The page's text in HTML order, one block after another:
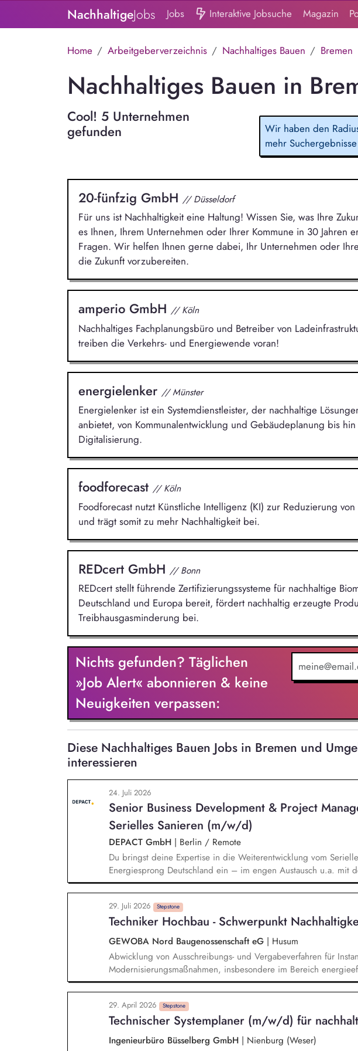
NachhaltigeJobs Jobs Interaktive Jobsuche Magazin
Home Arbeitgeberverzeichnis Nachhaltiges Bauen Bremen
Nachhaltiges Bauen in
Cool! 5 Unternehmen
gefunden
Wir haben den
mehr
20-fünfzig GmbH // Düsseldorf
Für uns ist Nachhaltigkeit eine Haltung! Wissen Sie, was Ihre
es Ihnen, Ihrem Unternehmen oder Ihrer Kommune in 30 Jahren
Fragen. Wir helfen Ihnen gerne dabei, Ihr Unternehmen oder
die Zukunft vorzubereiten.
amperio GmbH // Köln
Nachhaltiges Fachplanungsbüro und Betreiber von
treiben die Verkehrs- und Energiewende voran!
energielenker // Münster
Energielenker ist ein Systemdienstleister, der nachhaltige
anbietet, von Kommunalentwicklung und Gebäudeplanung bis
Digitalisierung.
foodforecast // Köln
Foodforecast nutzt Künstliche Intelligenz (KI) zur Reduzierung
und trägt somit zu mehr Nachhaltigkeit bei.
REDcert GmbH // Bonn
REDcert stellt führende Zertifizierungssysteme für nachhaltige
Deutschland und Europa bereit, fördert nachhaltig erzeugte
Treibhausgasminderung bei.
Nichts gefunden? Täglichen
»Job Alert« abonnieren & keine
Neuigkeiten verpassen:
Diese Nachhaltiges Bauen Jobs in Bremen und
interessieren
24. Juli 2026
Senior Business Development & Project
Serielles Sanieren (m/w/d)
DEPACT GmbH | Berlin / Remote
Du bringst deine Expertise in die Weiterentwicklung vom
Energiesprong Deutschland ein – im engen Austausch u.a. mit
Markthochlauf und Support im regulatorischen Umfeld und der
Development-Standbein: Du akquirierst und verantwortest
Vorqualifizierungs-Tool CoPilot und entwickelst / implementierst
qualifizierst zudem Bauunternehmen und Systemanbieter als
29. Juli 2026 Stepstone
Techniker Hochbau - Schwerpunkt
GEWOBA Nord Baugenossenschaft eG | Husum
Abwicklung von Ausschreibungs- und Vergabeverfahren für
Modernisierungsmaßnahmen, insbesondere im Bereich
Sanierungsmaßnahmen Koordination und Steuerung nachhaltiger
Energieversorgungslösungen mit Schwerpunkt
Aufstellungen, Auswertungen und Übersichten zum Klimapfad
Maßnahmen Budgetplanung und -kontrolle sowie
technischen Maßnahmen
29. April 2026 Stepstone
Technischer Systemplaner (m/w/d) für
Ingenieurbüro Büsselberg GmbH | Nienburg (Weser)